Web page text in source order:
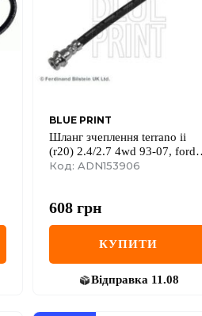
BLUE PRINT
Шланг зчеплення terrano ii
(r20) 2.4/2.7 4wd 93-07, ford
maverick (uds, uns) 2.4/2.7 93-
Код: ADN153906
608 грн
КУПИТИ
Відправка 11.08